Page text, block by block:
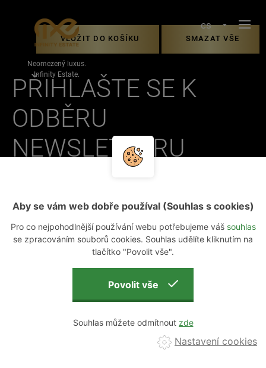
Neomezený luxus.
Infinity Estate.
cs
VLOŽIT DO KOŠÍKU SMAZAT VŠE
PŘIHLAŠTE SE K
ODBĚRU
NEWSLETTERU
EMAIL
souhlasím se
zpracováním osobních údajů
Aby se vám web dobře používal (Souhlas s cookies)
Pro co nejpohodlnější používání webu potřebujeme váš souhlas
se zpracováním souborů cookies. Souhlas udělíte kliknutím na
tlačítko "Povolit vše".
Souhlas můžete odmítnout
Nastavení cookies